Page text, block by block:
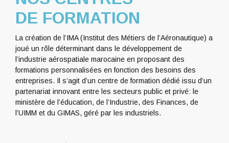
DE FORMATION
La création de l’IMA (Institut des Métiers de l’Aéronautique) a
joué un rôle déterminant dans le développement de
l’industrie aérospatiale marocaine en proposant des
formations personnalisées en fonction des besoins des
entreprises. Il s’agit d’un centre de formation dédié issu d’un
partenariat innovant entre les secteurs public et privé: le
ministère de l’éducation, de l’Industrie, des Finances, de
l’UIMM et du GIMAS, géré par les industriels.